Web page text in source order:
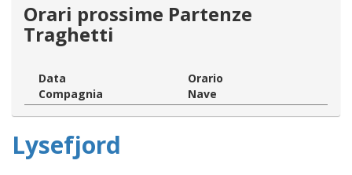
Orari prossime Partenze
Traghetti
Data
Orario
Compagnia
Nave
Lysefjord